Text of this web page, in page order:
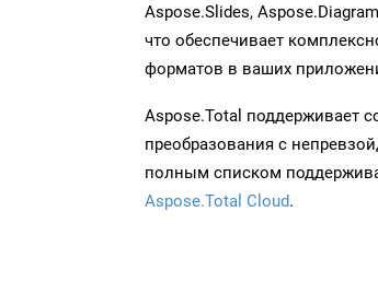
Aspose.Slides,
что обеспечивает
форматов в ваших
Aspose.Total поддерживает
преобразования с
полным списком
Aspose.Total Cloud.